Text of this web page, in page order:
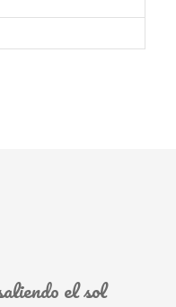
el sol